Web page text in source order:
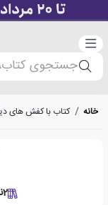
دسته‌بندی
جستجوی
خانه / کتاب با کفش های
2